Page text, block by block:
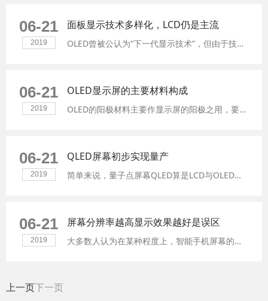
06-21
2019
面板显示技术多样化，LCD仍是主流
OLED曾被公认为“下一代显示技术”，但由于技术尚不够成熟、良率较低等原因，其目前的发展程度较为有限。虽然部分屏厂如SDC对OLED持保守态度
06-21
2019
OLED显示屏的主要材料构成
OLED的阳极材料主要作显示屏的阳极之用，要求其功函数尽可能的高，以便提高空穴的注入效率。OLED器件要求电极必须有一侧是透明的，因此通常选用功函数高的透明材料ITO导电玻璃作阳极
06-21
2019
QLED屏幕初步实现量产
简单来说，量子点屏幕QLED算是LCD与OLED的混合体，主要是采用蓝色LED光源照射量子点的方式来激发红光及绿光
06-21
2019
屏幕分辨率越高显示效果越好是误区
大多数人认为在某种程度上，智能手机屏幕的分辨率总是越高越好。其实不然，因为人眼所能分辨的极限最大像素密度不超过300 ppi（每英寸的像素数量）
上一页下一页